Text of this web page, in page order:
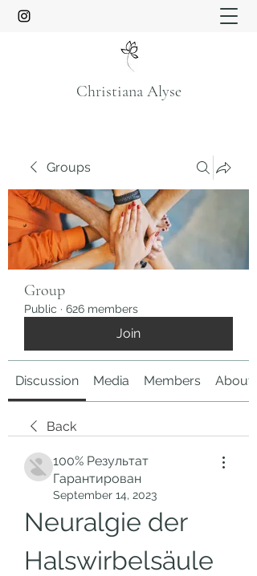
Christiana Alyse
Groups
Group
Public · 626 members
Join
Discussion Media Members About
Back
100% Результат
Гарантирован
September 14, 2023
Neuralgie der
Halswirbelsäule